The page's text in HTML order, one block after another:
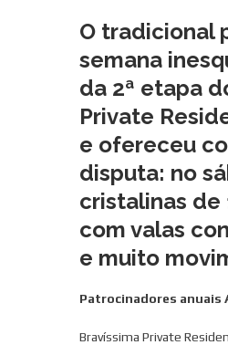
O tradicional
semana
da 2ª etapa
Private
e ofereceu
disputa: no
cristalinas de
com valas
e muito
Patrocinadores anuais
Bravíssima Private